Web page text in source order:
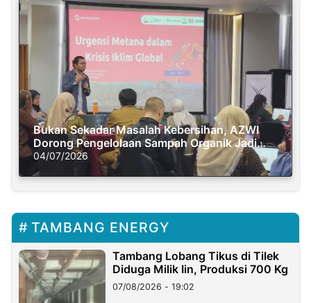
Bukan Sekadar Masalah Kebersihan, AZWI
Dorong Pengelolaan Sampah Organik Jadi
Solusi Krisis Iklim
04/07/2026
TAMBANG ENERGY
Tambang Lobang Tikus di Tilek
Diduga Milik Iin, Produksi 700 Kg
07/08/2026 - 19:02